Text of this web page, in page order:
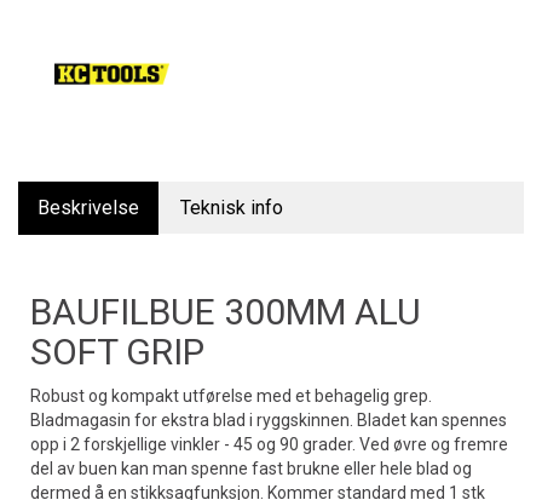
Beskrivelse Teknisk info
BAUFILBUE 300MM ALU
SOFT GRIP
Robust og kompakt utførelse med et behagelig grep.
Bladmagasin for ekstra blad i ryggskinnen. Bladet kan spennes
opp i 2 forskjellige vinkler - 45 og 90 grader. Ved øvre og fremre
del av buen kan man spenne fast brukne eller hele blad og
dermed å en stikksagfunksjon. Kommer standard med 1 stk